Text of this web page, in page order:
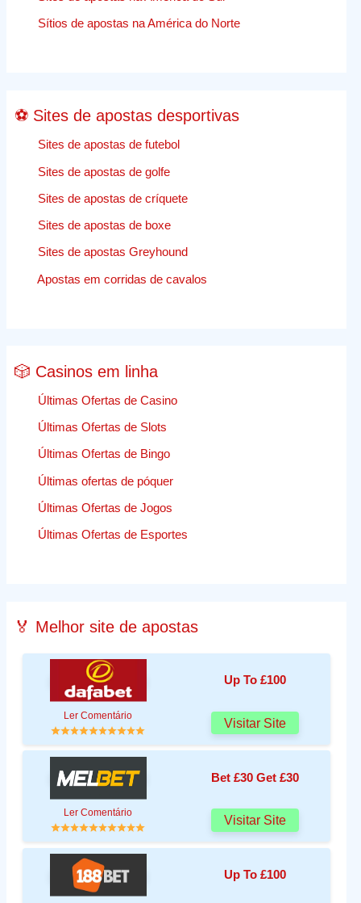
Sítios de apostas na América do Norte
⚽ Sites de apostas desportivas
Sites de apostas de futebol
Sites de apostas de golfe
Sites de apostas de críquete
Sites de apostas de boxe
Sites de apostas Greyhound
Apostas em corridas de cavalos
🎲 Casinos em linha
Últimas Ofertas de Casino
Últimas Ofertas de Slots
Últimas Ofertas de Bingo
Últimas ofertas de póquer
Últimas Ofertas de Jogos
Últimas Ofertas de Esportes
🏅 Melhor site de apostas
Up To £100
Ler Comentário
Visitar Site
Bet £30 Get £30
Ler Comentário
Visitar Site
Up To £100